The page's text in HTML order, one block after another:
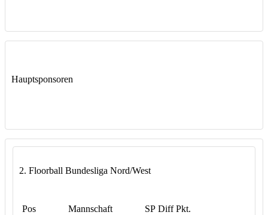
Hauptsponsoren
2. Floorball Bundesliga Nord/West
Pos Mannschaft SP Diff Pkt.